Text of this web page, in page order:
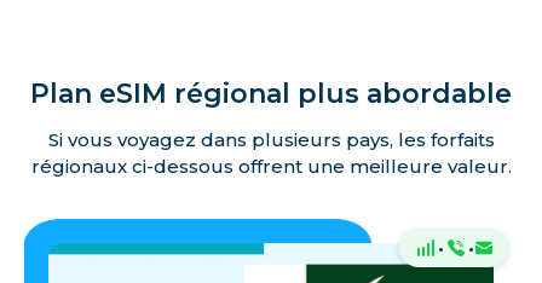
Plan eSIM régional plus abordable
Si vous voyagez dans plusieurs pays, les forfaits
régionaux ci-dessous offrent une meilleure valeur.
· ·